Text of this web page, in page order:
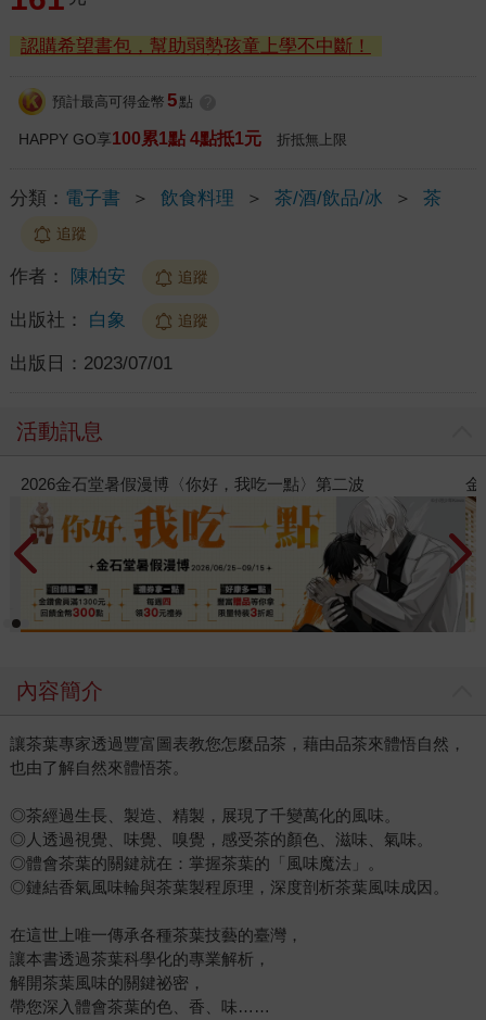
認購希望書包，幫助弱勢孩童上學不中斷！
預計最高可得金幣 5 點
HAPPY GO享100累1點 4點抵1元 折抵無上限
分類： 電子書 ＞ 飲食料理 ＞ 茶/酒/飲品/冰 ＞ 茶
追蹤
作者： 陳柏安 追蹤
出版社： 白象 追蹤
出版日： 2023/07/01
活動訊息
2026金石堂暑假漫博〈你好，我吃一點〉第二波 金
內容簡介
讓茶葉專家透過豐富圖表教您怎麼品茶，藉由品茶來體悟自然，
也由了解自然來體悟茶。
◎茶經過生長、製造、精製，展現了千變萬化的風味。
◎人透過視覺、味覺、嗅覺，感受茶的顏色、滋味、氣味。
◎體會茶葉的關鍵就在：掌握茶葉的「風味魔法」。
◎鏈結香氣風味輪與茶葉製程原理，深度剖析茶葉風味成因。
在這世上唯一傳承各種茶葉技藝的臺灣，
讓本書透過茶葉科學化的專業解析，
解開茶葉風味的關鍵祕密，
帶您深入體會茶葉的色、香、味……